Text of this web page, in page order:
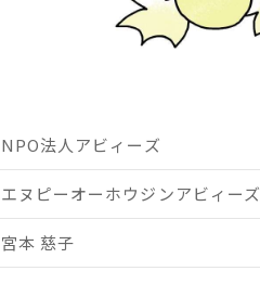
NPO法人アビィーズ
エヌピーオーホウジンアビィーズ
宮本 慈子